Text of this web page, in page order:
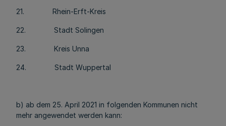
21. Rhein-Erft-Kreis
22. Stadt Solingen
23. Kreis Unna
24. Stadt Wuppertal
b) ab dem 25. April 2021 in folgenden Kommunen nicht
mehr angewendet werden kann: